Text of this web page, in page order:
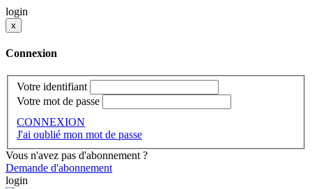
login
x
Connexion
Votre identifiant
Votre mot de passe
CONNEXION
J'ai oublié mon mot de passe
Vous n'avez pas d'abonnement ?
Demande d'abonnement
login